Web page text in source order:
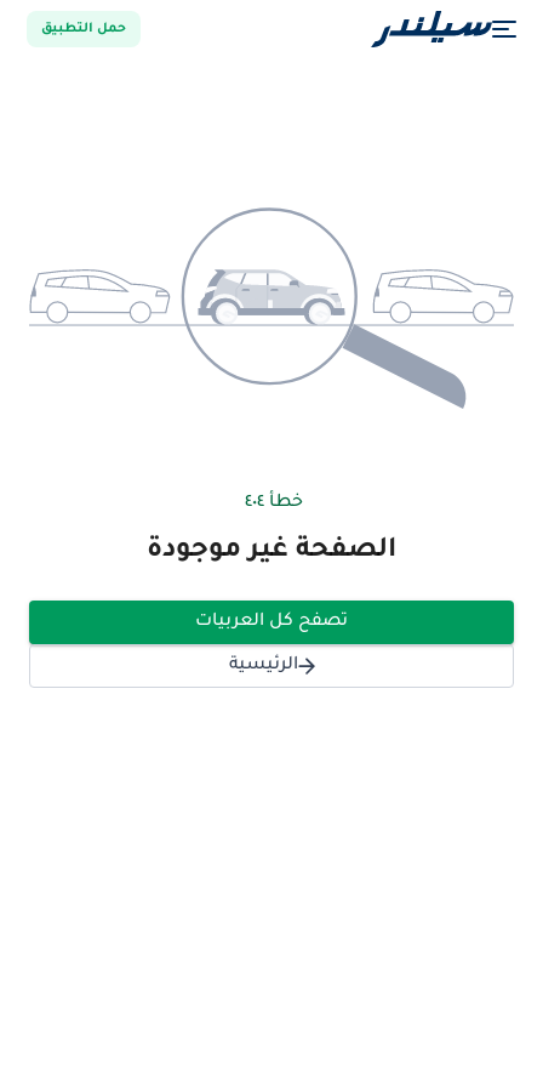
حمل التطبيق
خطأ ٤٠٤
الصفحة غير موجودة
تصفح كل العربيات
الرئيسية